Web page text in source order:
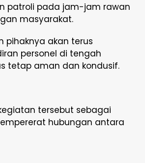
patroli pada jam-jam rawan
masyarakat.
pihaknya akan terus
personel di tengah
tetap aman dan kondusif.
tersebut sebagai
hubungan antara